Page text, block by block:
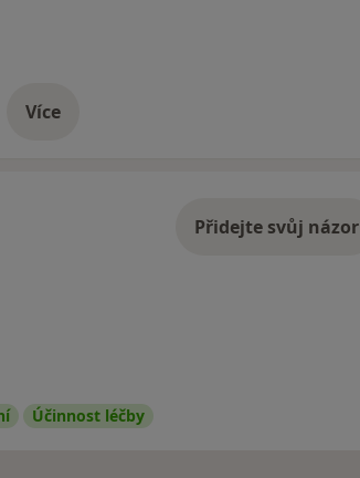
Víceo adrese
Přidejte svůj názor
Účinnost léčby